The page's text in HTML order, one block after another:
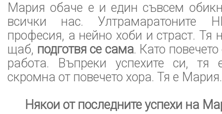
Мария обаче е и един съвсем
всички нас. Ултрамаратоните
професия, а нейно хоби и страст. Тя
щаб, подготвя се сама. Като
работа. Въпреки успехите си,
скромна от повечето хора. Тя е Мария.
Някои от последните успехи на